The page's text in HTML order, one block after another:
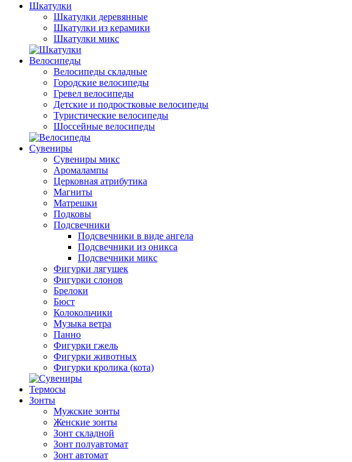
Шкатулки
Шкатулки деревянные
Шкатулки из керамики
Шкатулки микс
Велосипеды
Велосипеды складные
Городские велосипеды
Гревел велосипеды
Детские и подростковые велосипеды
Туристические велосипеды
Шоссейные велосипеды
Сувениры
Сувениры микс
Аромалампы
Церковная атрибутика
Магниты
Матрешки
Подковы
Подсвечники
Подсвечники в виде ангела
Подсвечники из оникса
Подсвечники микс
Фигурки лягушек
Фигурки слонов
Брелоки
Бюст
Колокольчики
Музыка ветра
Панно
Фигурки гжель
Фигурки животных
Фигурки кролика (кота)
Термосы
Зонты
Мужские зонты
Женские зонты
Зонт складной
Зонт полуавтомат
Зонт автомат